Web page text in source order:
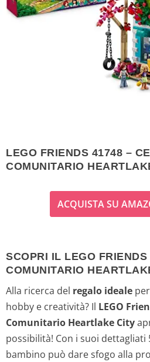
LEGO FRIENDS 41748 –
COMUNITARIO
ACQUISTA SU
SCOPRI IL LEGO FRIENDS
COMUNITARIO
Alla ricerca del regalo ideale
hobby e creatività? Il LEGO
Comunitario Heartlake City
possibilità! Con i suoi
bambino può dare sfogo alla